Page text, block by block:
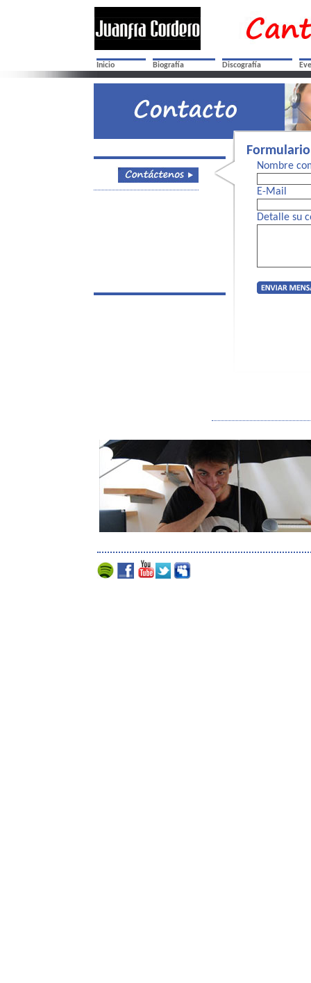
Inicio Biografía Discografía
Nombre
E-Mail
Detalle su